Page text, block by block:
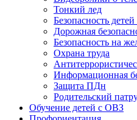
Тонкий лед
Безопасность
Дорожная
Безопасность на
Охрана труда
Информационная
Защита ПДн
Родительский
Обучение детей с ОВЗ